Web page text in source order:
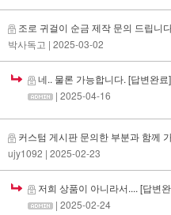
조로 귀걸이 순금 제작 문의 드립니
박사독고 | 2025-03-02
네.. 물론 가능합니다. [답변완료]
| 2025-04-16
커스텀 게시판 문의한 부분과 함께
ujy1092 | 2025-02-23
저희 상품이 아니라서.... [답변
| 2025-02-24